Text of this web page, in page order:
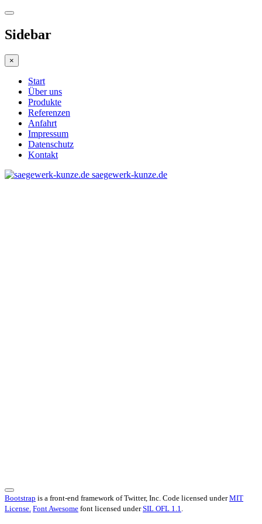
Sidebar
×
Start
Über uns
Produkte
Referenzen
Anfahrt
Impressum
Datenschutz
Kontakt
saegewerk-kunze.de
Bootstrap is a front-end framework of Twitter, Inc. Code licensed underMIT
License. Font Awesome font licensed underSIL OFL 1.1